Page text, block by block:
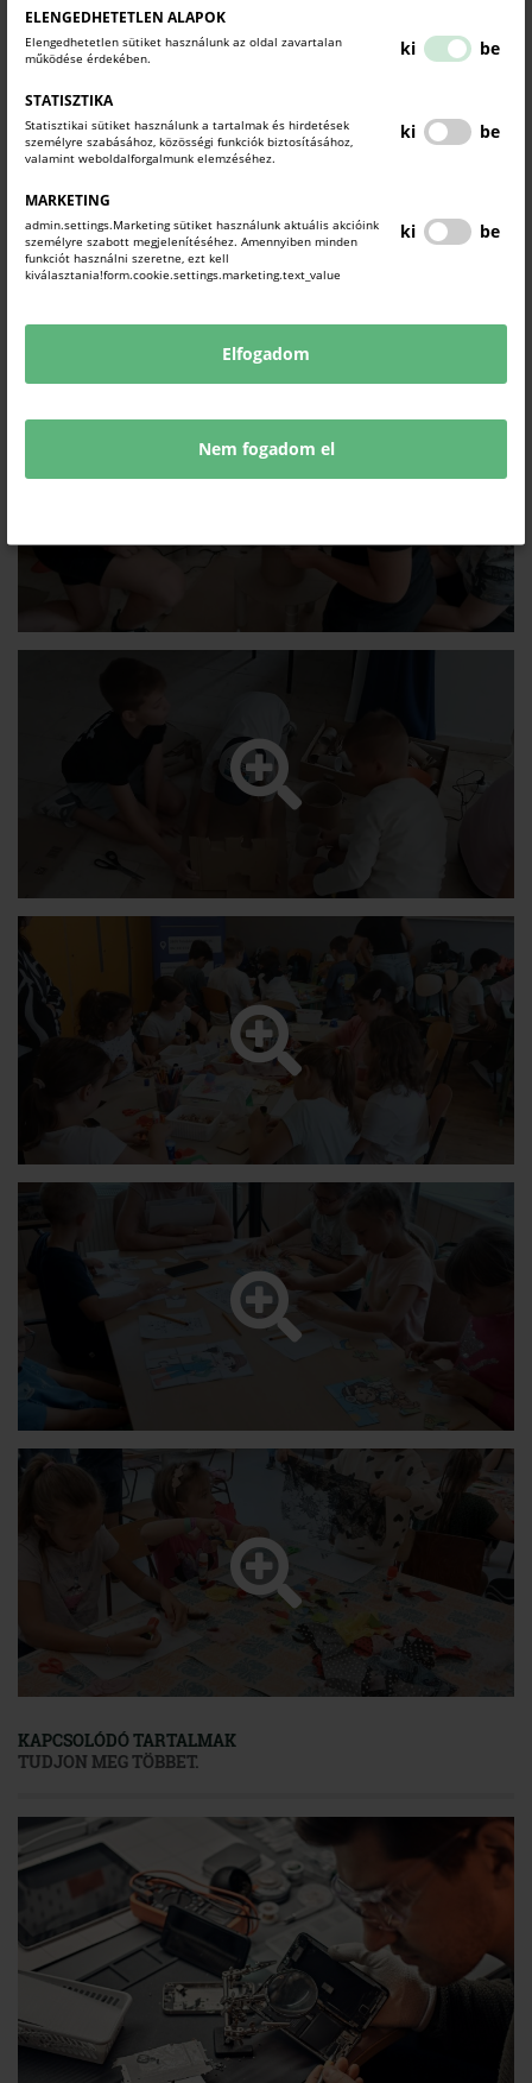
ELENGEDHETETLEN ALAPOK
Elengedhetetlen sütiket használunk az oldal zavartalan
működése érdekében.
ki be
STATISZTIKA
Statisztikai sütiket használunk a tartalmak és hirdetések
személyre szabásához, közösségi funkciók biztosításához,
valamint weboldalforgalmunk elemzéséhez.
ki be
MARKETING
admin.settings.Marketing sütiket használunk aktuális akcióink
személyre szabott megjelenítéséhez. Amennyiben minden
funkciót használni szeretne, ezt kell
kiválasztania!form.cookie.settings.marketing.text_value
ki be
Elfogadom
Nem fogadom el
KAPCSOLÓDÓ TARTALMAK
TUDJON MEG TÖBBET.